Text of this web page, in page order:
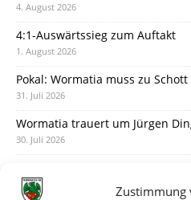
Zustimmung
4. August 2026
4:1-Auswärtssieg zum Auftakt
1. August 2026
Pokal: Wormatia muss zu
31. Juli 2026
Wormatia trauert um Jürgen
30. Juli 2026
28. Juli 2026